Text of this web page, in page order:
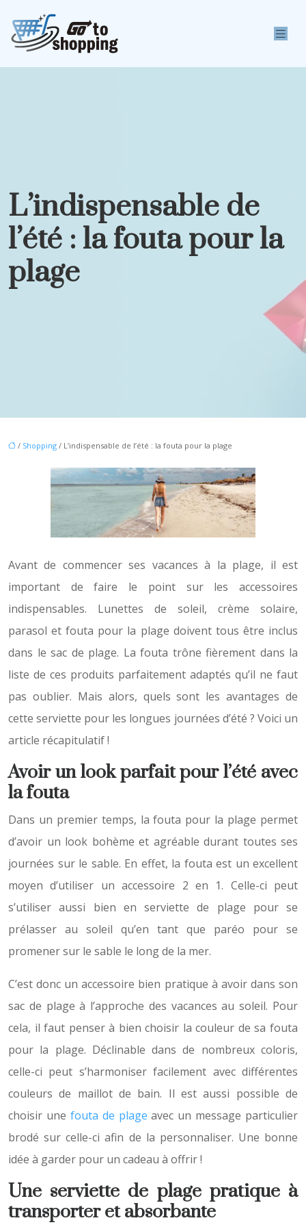
L’indispensable de
l’été : la fouta pour la
plage
/ Shopping / L’indispensable de l’été : la fouta pour la plage
Avant de commencer ses vacances à la plage, il est
important de faire le point sur les accessoires
indispensables. Lunettes de soleil, crème solaire,
parasol et fouta pour la plage doivent tous être inclus
dans le sac de plage. La fouta trône fièrement dans la
liste de ces produits parfaitement adaptés qu’il ne faut
pas oublier. Mais alors, quels sont les avantages de
cette serviette pour les longues journées d’été ? Voici un
article récapitulatif !
Avoir un look parfait pour l’été avec
la fouta
Dans un premier temps, la fouta pour la plage permet
d’avoir un look bohème et agréable durant toutes ses
journées sur le sable. En effet, la fouta est un excellent
moyen d’utiliser un accessoire 2 en 1. Celle-ci peut
s’utiliser aussi bien en serviette de plage pour se
prélasser au soleil qu’en tant que paréo pour se
promener sur le sable le long de la mer.
C’est donc un accessoire bien pratique à avoir dans son
sac de plage à l’approche des vacances au soleil. Pour
cela, il faut penser à bien choisir la couleur de sa fouta
pour la plage. Déclinable dans de nombreux coloris,
celle-ci peut s’harmoniser facilement avec différentes
couleurs de maillot de bain. Il est aussi possible de
choisir une fouta de plage avec un message particulier
brodé sur celle-ci afin de la personnaliser. Une bonne
idée à garder pour un cadeau à offrir !
Une serviette de plage pratique à
transporter et absorbante